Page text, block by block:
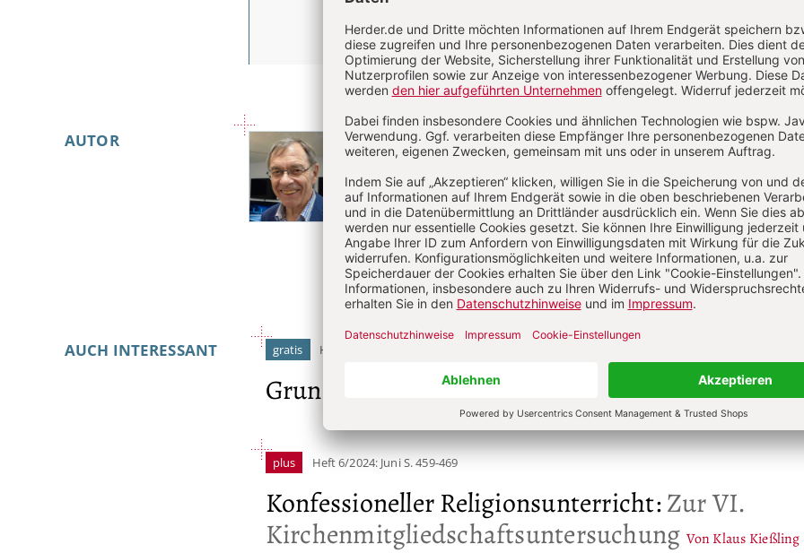
Überschrift
AUTOR Stephan Leimgruber
Stephan Leimgruber, Dr. theol. habil., lic. phil., geb. 1948,
Religionspädagogik und Didaktik des Religionsunterrichts an der
Katholisch-Theologischen Fakultät der LMU München.
AUCH INTERESSANT gratis Heft 8/2026: August
Grundrecht auf analoges Leben Von Klaus Mertes
plus Heft 6/2024: JuniS. 459-469
Konfessioneller Religionsunterricht:Zur VI.
Kirchenmitgliedschaftsuntersuchung Von Klaus Kießling